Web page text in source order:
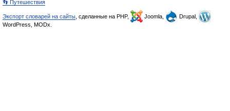
👣 Путешествия
Экспорт словарей на сайты , сделанные на PHP, Joomla,
Drupal,
WordPress, MODx.